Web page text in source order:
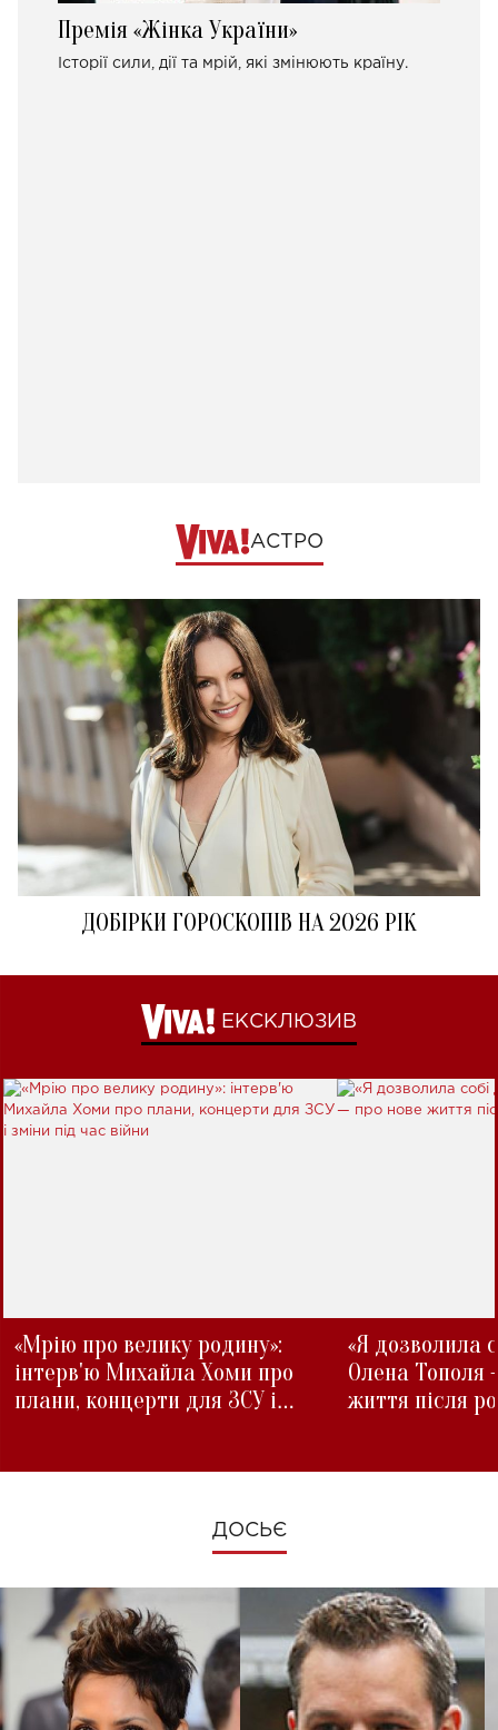
Премія «Жінка України»
Історії сили, дії та мрій, які змінюють країну.
АСТРО
ДОБІРКИ ГОРОСКОПІВ НА 2026 РІК
ЕКСКЛЮЗИВ
«Мрію про велику родину»:
інтерв'ю Михайла Хоми про
плани, концерти для ЗСУ і
«Я дозволила
Олена Тополя
життя після
ДОСЬЄ